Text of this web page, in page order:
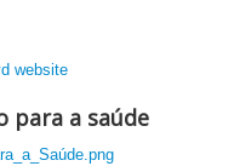
para a saúde